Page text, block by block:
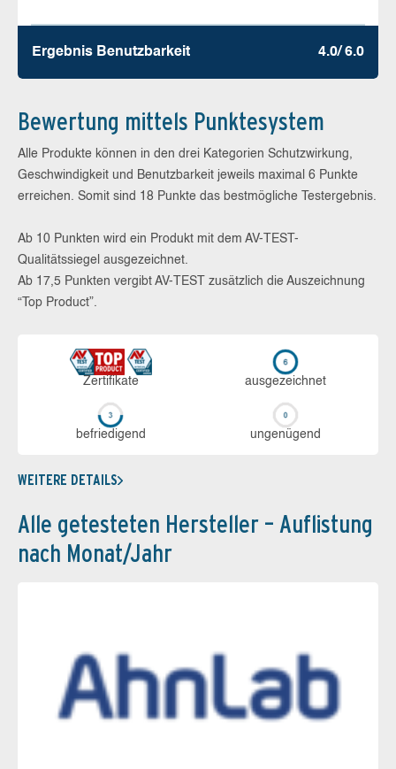
Ergebnis Benutz­barkeit 4.0/ 6.0
Bewertung mittels Punktesystem
Alle Produkte können in den drei Kategorien Schutzwirkung,
Geschwindigkeit und Benutzbarkeit jeweils maximal 6 Punkte
erreichen. Somit sind 18 Punkte das bestmögliche Testergebnis.
Ab 10 Punkten wird ein Produkt mit dem AV-TEST-
Qualitätssiegel ausgezeichnet.
Ab 17,5 Punkten vergibt AV-TEST zusätzlich die Auszeichnung
“Top Product”.
Zerti­fikate aus­ge­zeich­net
be­frie­di­gend un­ge­nü­gend
WEITERE DETAILS
Alle getesteten Hersteller – Auflistung
nach Monat/Jahr